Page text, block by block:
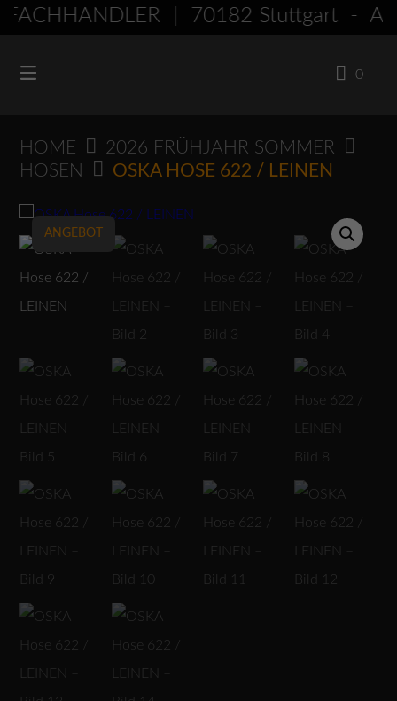
Springen
Inhalt
| 70182 Stuttgart
0
HOME
2026 FRÜHJAHR SOMMER
HOSEN
OSKA HOSE 622 / LEINEN
ANGEBOT